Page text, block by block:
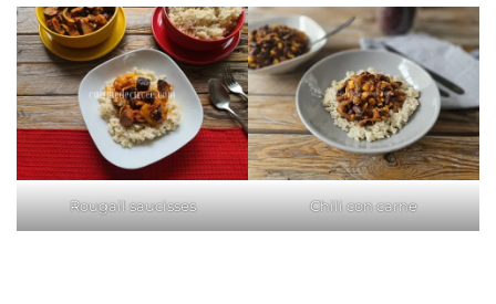
Rougail saucisses Chili con carne